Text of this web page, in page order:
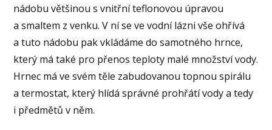
nádobu většinou s vnitřní teflonovou úpravou
a smaltem z venku. V ní se ve vodní lázni vše ohřívá
a tuto nádobu pak vkládáme do samotného hrnce,
který má také pro přenos teploty malé množství vody.
Hrnec má ve svém těle zabudovanou topnou spirálu
a termostat, který hlídá správné prohřátí vody a tedy
i předmětů v něm.